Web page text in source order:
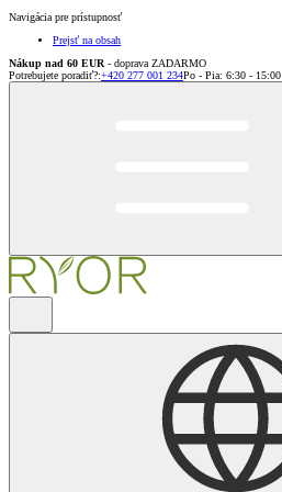
Navigácia pre prístupnosť
Prejsť na obsah
Nákup nad 60 EUR - doprava ZADARMO
Potrebujete poradiť?:+420 277 001 234Po - Pia: 6:30 - 15:00